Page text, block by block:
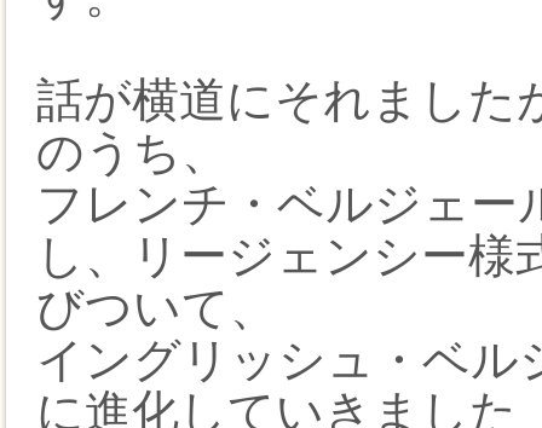
話が横道にそれました
のうち、
フレンチ・ベルジェー
し、リージェンシー
びついて、
イングリッシュ・ベル
に進化していきました